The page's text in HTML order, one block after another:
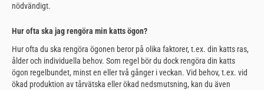
nödvändigt.
Hur ofta ska jag rengöra min katts ögon?
Hur ofta du ska rengöra ögonen beror på olika faktorer, t.ex. din katts ras,
ålder och individuella behov. Som regel bör du dock rengöra din katts
ögon regelbundet, minst en eller två gånger i veckan. Vid behov, t.ex. vid
ökad produktion av tårvätska eller ökad nedsmutsning, kan du även